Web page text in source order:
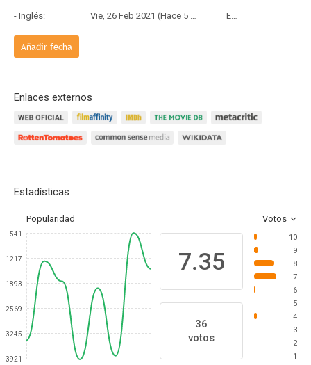
- Inglés:
Vie, 26 Feb 2021 (Hace 5 años y 5 meses) Estreno
Añadir fecha
Enlaces externos
Estadísticas
Popularidad Votos
541
1217
1893
2569
3245
3921
7.35
36
votos
10
9
8
7
6
5
4
3
2
1